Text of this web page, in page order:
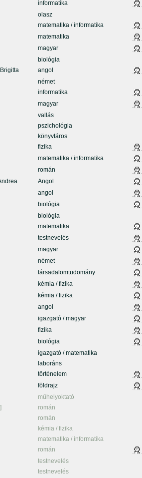
informatika
olasz
matematika / informatika
matematika
magyar
biológia
angol
német
informatika
magyar
vallás
pszichológia
könyvtáros
fizika
matematika / informatika
román
Angol
angol
biológia
biológia
matematika
testnevelés
magyar
német
társadalomtudomány
kémia / fizika
kémia / fizika
angol
igazgató / magyar
fizika
biológia
igazgató / matematika
laboráns
történelem
földrajz
műhelyoktató
román
román
kémia / fizika
matematika / informatika
román
testnevelés
testnevelés